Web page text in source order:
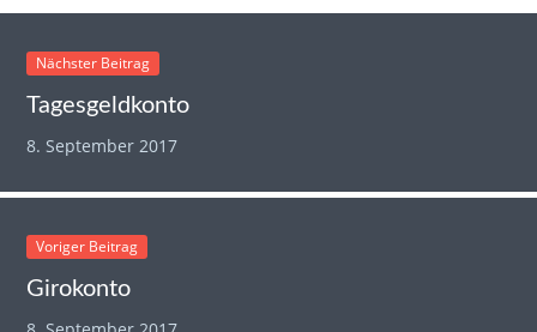
Nächster Beitrag
Tagesgeldkonto
8. September 2017
Voriger Beitrag
Girokonto